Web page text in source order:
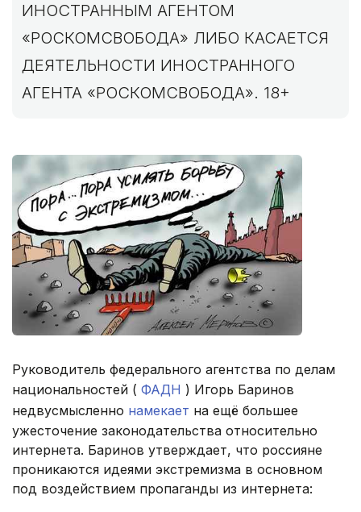
ИНОСТРАННЫМ АГЕНТОМ
«РОСКОМСВОБОДА» ЛИБО КАСАЕТСЯ
ДЕЯТЕЛЬНОСТИ ИНОСТРАННОГО
АГЕНТА «РОСКОМСВОБОДА». 18+
Руководитель федерального агентства по делам
национальностей ( ФАДН ) Игорь Баринов
недвусмысленно намекает на ещё большее
ужесточение законодательства относительно
интернета. Баринов утверждает, что россияне
проникаются идеями экстремизма в основном
под воздействием пропаганды из интернета: